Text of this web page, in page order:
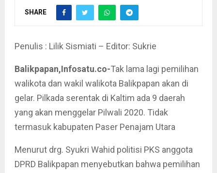
SHARE
Penulis : Lilik Sismiati – Editor: Sukrie
Balikpapan,Infosatu.co-Tak lama lagi pemilihan
walikota dan wakil walikota Balikpapan akan di
gelar. Pilkada serentak di Kaltim ada 9 daerah
yang akan menggelar Pilwali 2020. Tidak
termasuk kabupaten Paser Penajam Utara
Menurut drg. Syukri Wahid politisi PKS anggota
DPRD Balikpapan menyebutkan bahwa pemilihan